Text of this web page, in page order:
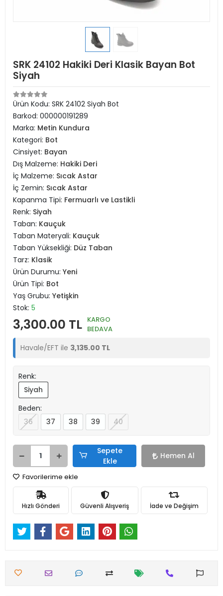
SRK 24102 Hakiki Deri Klasik Bayan Bot
Siyah
Ürün Kodu: SRK 24102 Siyah Bot
Barkod: 000000191289
Marka: Metin Kundura
Kategori: Bot
Cinsiyet: Bayan
Dış Malzeme: Hakiki Deri
İç Malzeme: Sıcak Astar
İç Zemin: Sıcak Astar
Kapanma Tipi: Fermuarlı ve Lastikli
Renk: Siyah
Taban: Kauçuk
Taban Materyali: Kauçuk
Taban Yüksekliği: Düz Taban
Tarz: Klasik
Ürün Durumu: Yeni
Ürün Tipi: Bot
Yaş Grubu: Yetişkin
Stok: 5
3,300.00 TL KARGO
BEDAVA
Havale/EFT ile 3,135.00 TL
Renk:
Siyah
Beden:
36
37 38 39 40
Sepete
Ekle
Hemen Al
Favorilerime ekle
Hızlı Gönderi Güvenli Alışveriş İade ve Değişim